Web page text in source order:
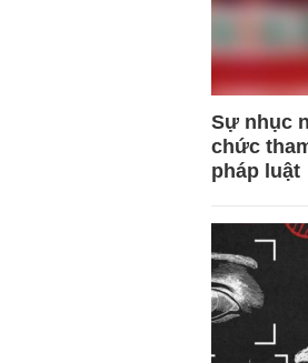
Sự nhục
chức
pháp luật